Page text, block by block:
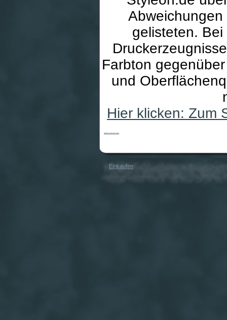
gelisteten.
Farbton
und
Hier klicken: Zum
Einkaufen